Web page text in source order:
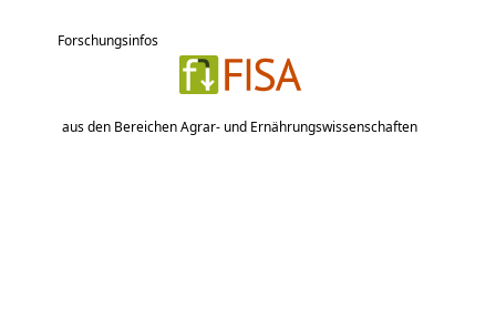
Forschungsinfos
aus den Bereichen Agrar- und Ernährungswissenschaften